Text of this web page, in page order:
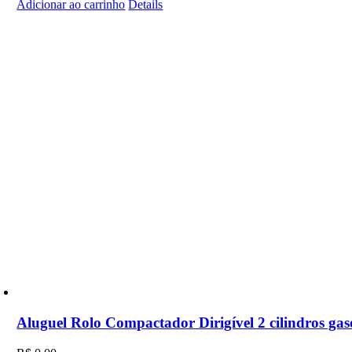
Adicionar ao carrinho Details
Aluguel Rolo Compactador Dirigível 2 cilindros